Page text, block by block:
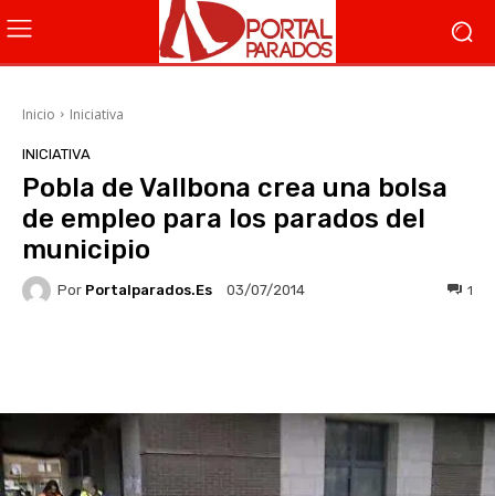
Inicio Iniciativa
INICIATIVA
Pobla de Vallbona crea una bolsa
de empleo para los parados del
municipio
Por Portalparados.es 03/07/2014 1